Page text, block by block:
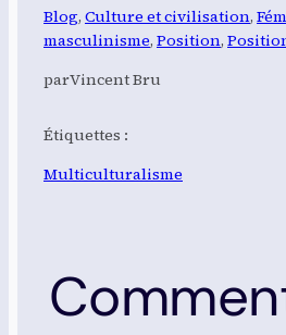
Blog, Culture et civilisation,
masculinisme, Position,
parVincent Bru
Étiquettes :
Multiculturalisme